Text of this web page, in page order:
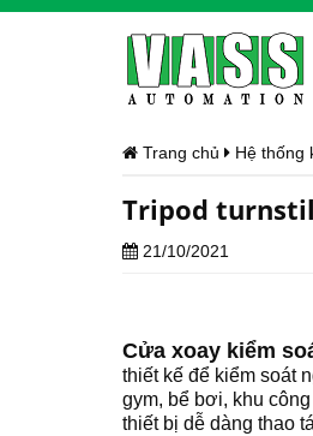
Trang chủ Hệ thống
Tripod
21/10/2021
Cửa xoay kiểm
thiết kế để kiểm soát
gym, bể bơi, khu
thiết bị dễ dàng thao